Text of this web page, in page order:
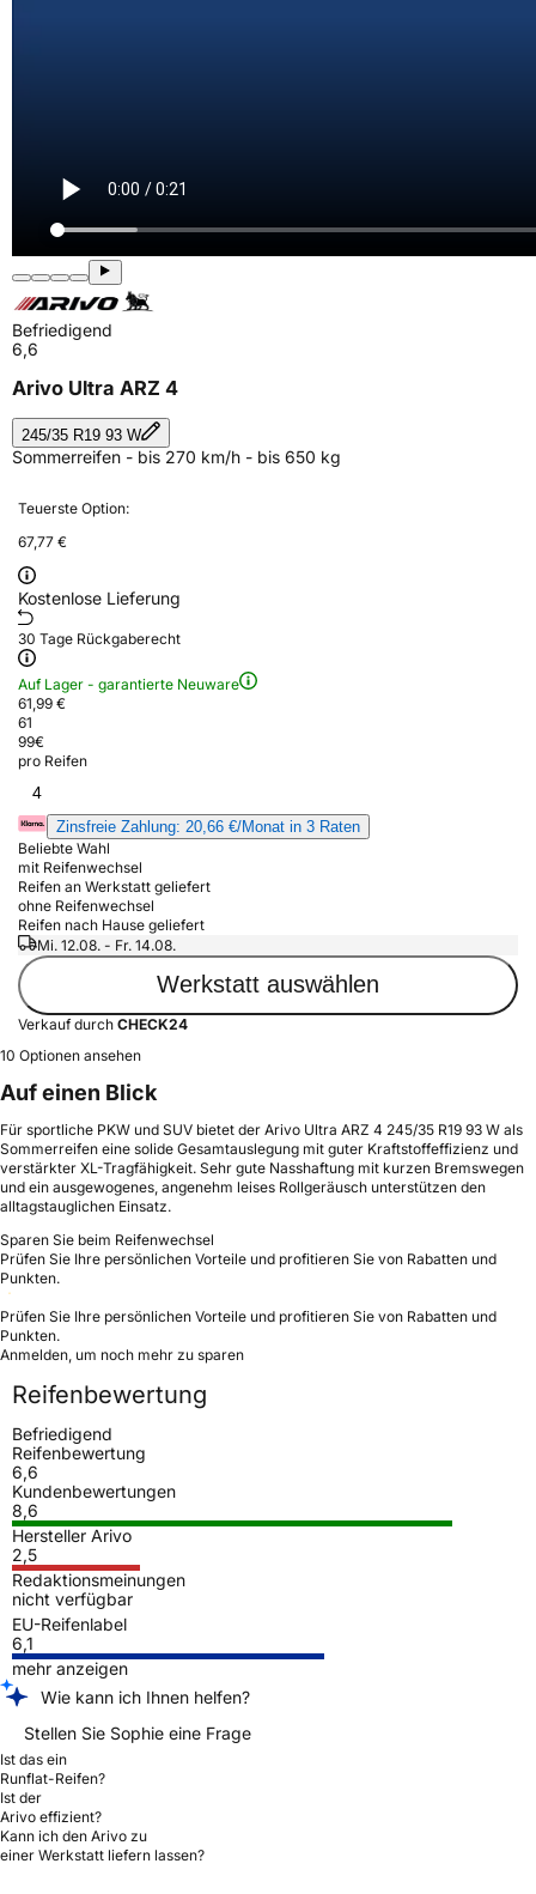
Befriedigend
6,6
Arivo Ultra ARZ 4
245/35 R19 93 W
Sommerreifen - bis 270 km/h - bis 650 kg
Teuerste Option:
67,77 €
Kostenlose Lieferung
30 Tage Rückgaberecht
Auf Lager - garantierte Neuware
61,99 €
61
99€
pro Reifen
4
Zinsfreie Zahlung: 20,66 €/Monat in 3 Raten
Beliebte Wahl
mit Reifenwechsel
Reifen an Werkstatt geliefert
ohne Reifenwechsel
Reifen nach Hause geliefert
Mi. 12.08. - Fr. 14.08.
Werkstatt auswählen
Verkauf durch CHECK24
10 Optionen ansehen
Auf einen Blick
Für sportliche PKW und SUV bietet der Arivo Ultra ARZ 4 245/35 R19 93 W als
Sommerreifen eine solide Gesamtauslegung mit guter Kraftstoffeffizienz und
verstärkter XL-Tragfähigkeit. Sehr gute Nasshaftung mit kurzen Bremswegen
und ein ausgewogenes, angenehm leises Rollgeräusch unterstützen den
alltagstauglichen Einsatz.
Sparen Sie beim Reifenwechsel
Prüfen Sie Ihre persönlichen Vorteile und profitieren Sie von Rabatten und
Punkten.
Prüfen Sie Ihre persönlichen Vorteile und profitieren Sie von Rabatten und
Punkten.
Anmelden, um noch mehr zu sparen
Reifenbewertung
Befriedigend
Reifenbewertung
6,6
Kundenbewertungen
8,6
Hersteller Arivo
2,5
Redaktionsmeinungen
nicht verfügbar
EU-Reifenlabel
6,1
mehr anzeigen
Wie kann ich Ihnen helfen?
Stellen Sie Sophie eine Frage
Ist das ein
Runflat-Reifen?
Ist der
Arivo effizient?
Kann ich den Arivo zu
einer Werkstatt liefern lassen?